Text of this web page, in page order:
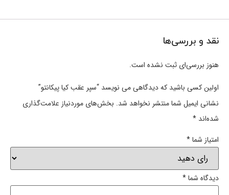
نقد و بررسی‌ها
هنوز بررسی‌ای ثبت نشده است.
اولین کسی باشید که دیدگاهی می نویسد “سپر عقب کیا پیکانتو”
نشانی ایمیل شما منتشر نخواهد شد. بخش‌های موردنیاز علامت‌گذاری
شده‌اند *
امتیاز شما*
دیدگاه شما*